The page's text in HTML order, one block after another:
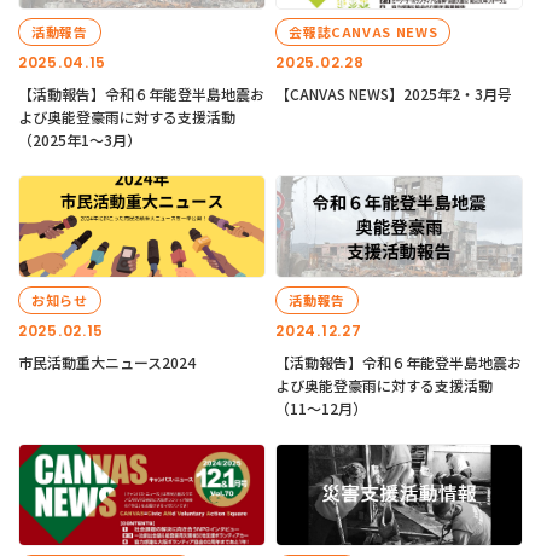
2025.04.15
活動報告
【活動報告】令和６年能登半島地震お
よび奥能登豪雨に対する支援活動
（2025年1〜3月）
2025.02.28
会報誌CANVAS NEWS
【CANVAS NEWS】2025年2・3月号
2025.02.15
お知らせ
市民活動重大ニュース2024
2024.12.27
活動報告
【活動報告】令和６年能登半島地震お
よび奥能登豪雨に対する支援活動
（11〜12月）